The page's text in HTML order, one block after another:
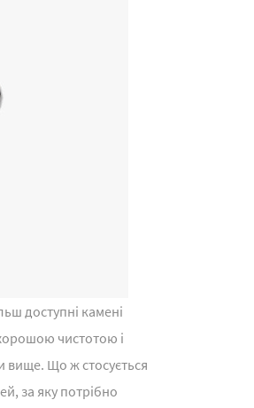
доступні камені
чистотою і
вище. Що ж стосується
за яку потрібно